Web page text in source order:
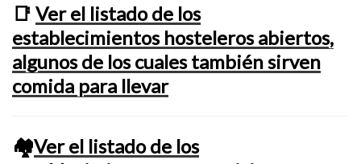
📑 Ver el listado de los
establecimientos hosteleros abiertos,
algunos de los cuales también sirven
comida para llevar
🏘️Ver el listado de los